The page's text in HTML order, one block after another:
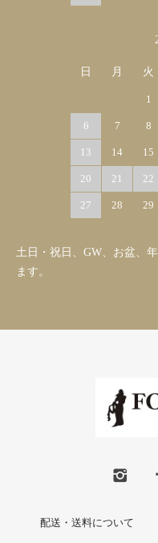
日 月 火
1
6 7 8
13 14 15
20 21 22
27 28 29
土日・祝日、GW、お盆、
ます。
配送・送料について